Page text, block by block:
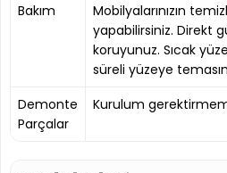
Bakım
Mobilyalarınızın
yapabilirsiniz. Direkt
koruyunuz. Sıcak
süreli yüzeye
Demonte
Parçalar
Kurulum